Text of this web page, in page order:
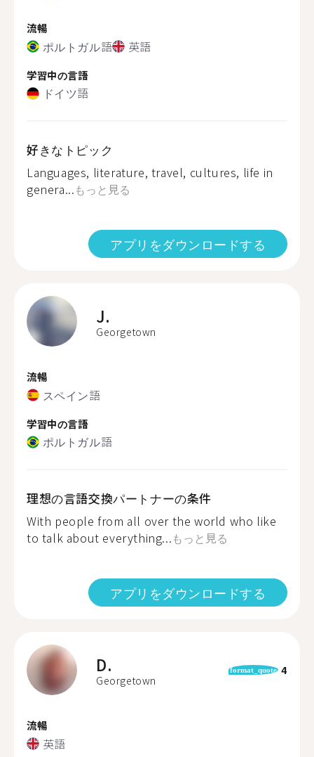
流暢
ポルトガル語 英語
学習中の言語
ドイツ語
好きなトピック
Languages, literature, travel, cultures, life in
genera...もっと見る
アプリをダウンロードする
J.
Georgetown
流暢
スペイン語
学習中の言語
ポルトガル語
理想の言語交換パートナーの条件
With people from all over the world who like
to talk about everything...もっと見る
アプリをダウンロードする
D.
Georgetown
format_quote 4
流暢
英語